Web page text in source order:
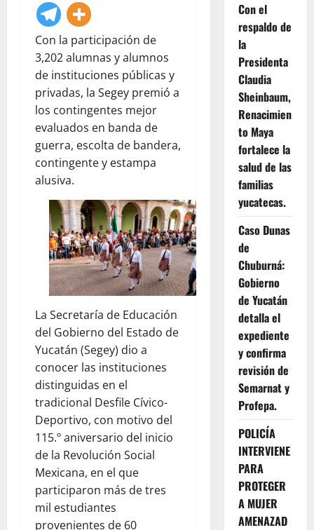
Con la participación de
3,202 alumnas y alumnos
de instituciones públicas y
privadas, la Segey premió a
los contingentes mejor
evaluados en banda de
guerra, escolta de bandera,
contingente y estampa
alusiva.
La Secretaría de Educación
del Gobierno del Estado de
Yucatán (Segey) dio a
conocer las instituciones
distinguidas en el
tradicional Desfile Cívico-
Deportivo, con motivo del
115.º aniversario del inicio
de la Revolución Social
Mexicana, en el que
participaron más de tres
mil estudiantes
provenientes de 60
Con el
respaldo de
la
Presidenta
Claudia
Sheinbaum,
Renacimien
to Maya
fortalece la
salud de las
familias
yucatecas.
Caso Dunas
de
Chuburná:
Gobierno
de Yucatán
detalla el
expediente
y confirma
revisión de
Semarnat y
Profepa.
POLICÍA
INTERVIENE
PARA
PROTEGER
A MUJER
AMENAZAD